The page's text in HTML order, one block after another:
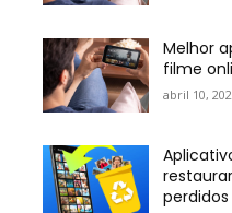
Melhor
filme
abril 10,
perdidos